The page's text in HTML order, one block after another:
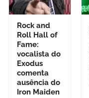
Rock and
Roll Hall of
Fame:
vocalista do
Exodus
comenta
ausência do
Iron Maiden